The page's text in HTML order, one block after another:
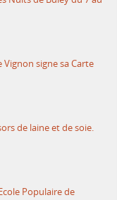
signe sa Carte
de laine et de soie.
Populaire de